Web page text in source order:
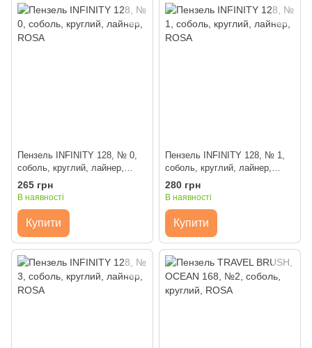
Пензель INFINITY 128, № 0,
соболь, круглий, лайнер,
ROSA
265 грн
В наявності
Купити
Пензель INFINITY 128, № 1,
соболь, круглий, лайнер,
ROSA
280 грн
В наявності
Купити